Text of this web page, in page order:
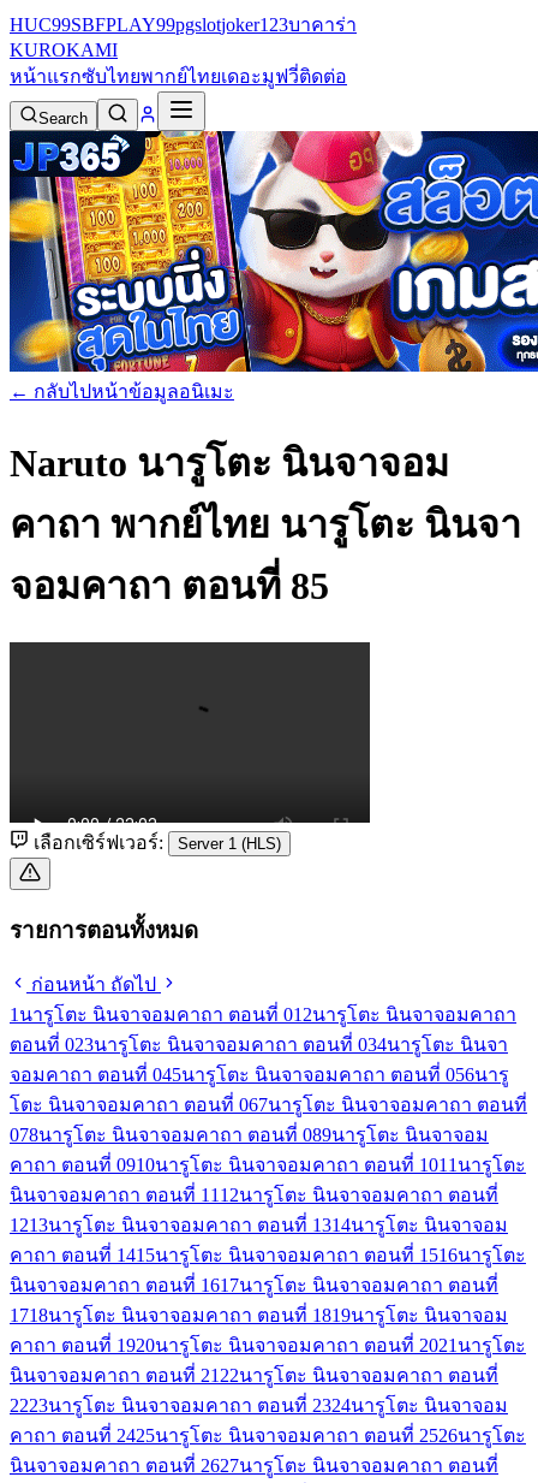
HUC99SBFPLAY99pgslotjoker123บาคาร่า
KUROKAMI
หน้าแรกซับไทยพากย์ไทยเดอะมูฟวี่ติดต่อ
Search
← กลับไปหน้าข้อมูลอนิเมะ
Naruto นารูโตะ นินจาจอม
คาถา พากย์ไทย นารูโตะ นินจา
จอมคาถา ตอนที่ 85
เลือกเซิร์ฟเวอร์: Server 1 (HLS)
รายการตอนทั้งหมด
ก่อนหน้า ถัดไป
1 นารูโตะ นินจาจอมคาถา ตอนที่ 01 2นารูโตะ นินจาจอมคาถา
ตอนที่ 023นารูโตะ นินจาจอมคาถา ตอนที่ 034นารูโตะ นินจา
จอมคาถา ตอนที่ 045นารูโตะ นินจาจอมคาถา ตอนที่ 056นารู
โตะ นินจาจอมคาถา ตอนที่ 067นารูโตะ นินจาจอมคาถา ตอนที่
078นารูโตะ นินจาจอมคาถา ตอนที่ 089นารูโตะ นินจาจอม
คาถา ตอนที่ 0910นารูโตะ นินจาจอมคาถา ตอนที่ 1011 นารูโตะ
นินจาจอมคาถา ตอนที่ 11 12นารูโตะ นินจาจอมคาถา ตอนที่
1213นารูโตะ นินจาจอมคาถา ตอนที่ 1314นารูโตะ นินจาจอม
คาถา ตอนที่ 1415นารูโตะ นินจาจอมคาถา ตอนที่ 1516นารูโตะ
นินจาจอมคาถา ตอนที่ 1617นารูโตะ นินจาจอมคาถา ตอนที่
1718นารูโตะ นินจาจอมคาถา ตอนที่ 1819นารูโตะ นินจาจอม
คาถา ตอนที่ 1920นารูโตะ นินจาจอมคาถา ตอนที่ 2021 นารูโตะ
นินจาจอมคาถา ตอนที่ 21 22นารูโตะ นินจาจอมคาถา ตอนที่
2223นารูโตะ นินจาจอมคาถา ตอนที่ 2324นารูโตะ นินจาจอม
คาถา ตอนที่ 2425นารูโตะ นินจาจอมคาถา ตอนที่ 2526นารูโตะ
นินจาจอมคาถา ตอนที่ 2627นารูโตะ นินจาจอมคาถา ตอนที่